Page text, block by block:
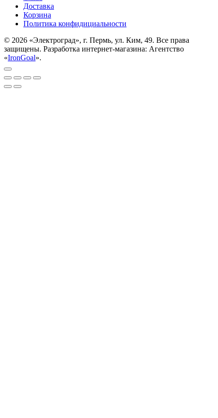
Доставка
Корзина
Политика конфидициальности
© 2026 «Электроград», г. Пермь, ул. Ким, 49. Все права
защищены. Разработка интернет-магазина: Агентство
«IronGoal».